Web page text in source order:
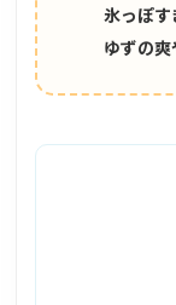
氷っぽ
ゆずの